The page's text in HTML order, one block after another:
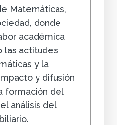
Matemáticas,
donde
académica
las actitudes
y la
y difusión
formación del
análisis del